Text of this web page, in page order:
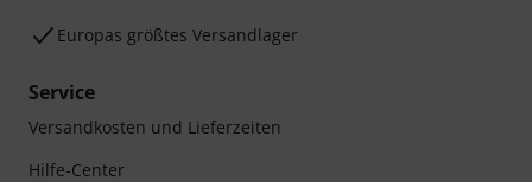
Europas größtes Versandlager
Service
Versandkosten und Lieferzeiten
Hilfe-Center